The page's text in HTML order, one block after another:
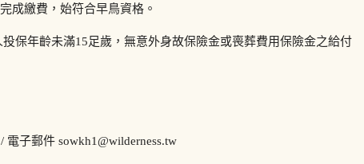
成繳費，始符合早鳥資格。
保年齡未滿15足歲，無意外身故保險金或喪葬費用保險金之給付
電子郵件 sowkh1@wilderness.tw